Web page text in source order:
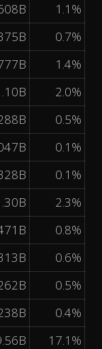
1.1%
0.7%
1.4%
2.0%
0.5%
0.1%
0.1%
2.3%
0.8%
0.6%
0.5%
0.4%
17.1%